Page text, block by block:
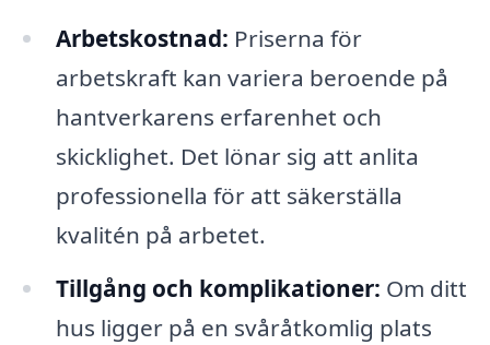
Arbetskostnad: Priserna för
arbetskraft kan variera beroende på
hantverkarens erfarenhet och
skicklighet. Det lönar sig att anlita
professionella för att säkerställa
kvalitén på arbetet.
Tillgång och komplikationer: Om ditt
hus ligger på en svåråtkomlig plats